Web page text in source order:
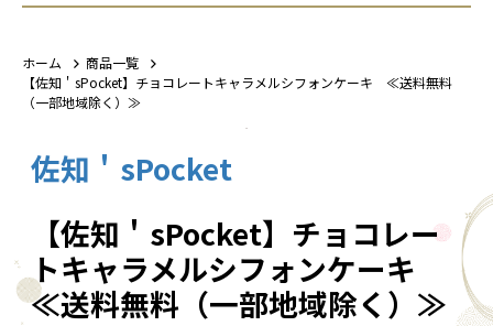
ホーム
商品一覧
【佐知＇sPocket】チョコレートキャラメルシフォンケーキ ≪送料無料
（一部地域除く）≫
佐知＇sPocket
【佐知＇sPocket】チョコレー
トキャラメルシフォンケーキ
≪送料無料（一部地域除く）≫